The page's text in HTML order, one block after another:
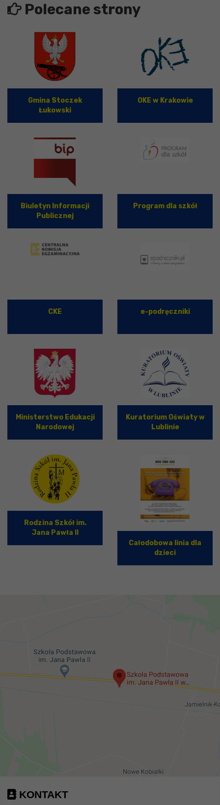
Polecane strony
Gmina Stoczek
Łukowski
OKE w Krakowie
Biuletyn Informacji
Publicznej
Program dla szkół
CKE e-podręczniki
Ministerstwo Edukacji
Narodowej
Kuratorium Oświaty w
Lublinie
Rodzina Szkół im.
Jana Pawła II
Całodobowa linia dla
dzieci
KONTAKT